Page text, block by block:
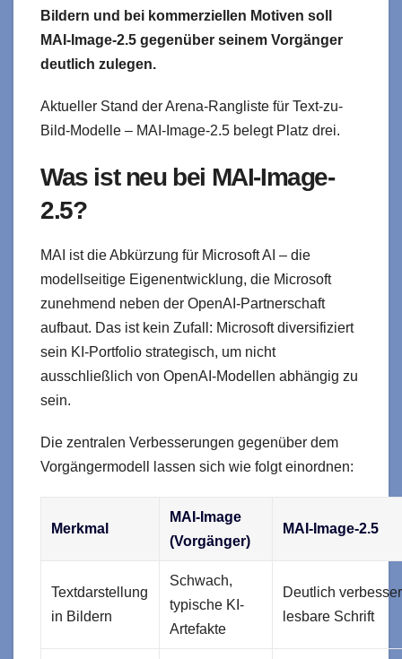
Bildern und bei kommerziellen Motiven soll
MAI-Image-2.5 gegenüber seinem Vorgänger
deutlich zulegen.
Aktueller Stand der Arena-Rangliste für Text-zu-
Bild-Modelle – MAI-Image-2.5 belegt Platz drei.
Was ist neu bei MAI-Image-
2.5?
MAI ist die Abkürzung für Microsoft AI – die
modellseitige Eigenentwicklung, die Microsoft
zunehmend neben der OpenAI-Partnerschaft
aufbaut. Das ist kein Zufall: Microsoft diversifiziert
sein KI-Portfolio strategisch, um nicht
ausschließlich von OpenAI-Modellen abhängig zu
sein.
Die zentralen Verbesserungen gegenüber dem
Vorgängermodell lassen sich wie folgt einordnen:
Merkmal
MAI-Image
(Vorgänger)
MAI-Image-2.5
Textdarstellung
in Bildern
Schwach,
typische KI-
Artefakte
Deutlich
lesbare Schrift